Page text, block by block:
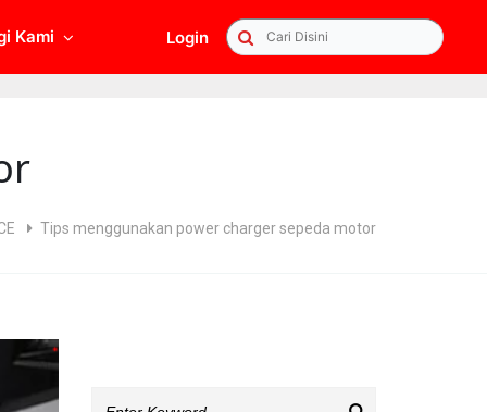
Kami Login
Tips menggunakan power charger sepeda motor